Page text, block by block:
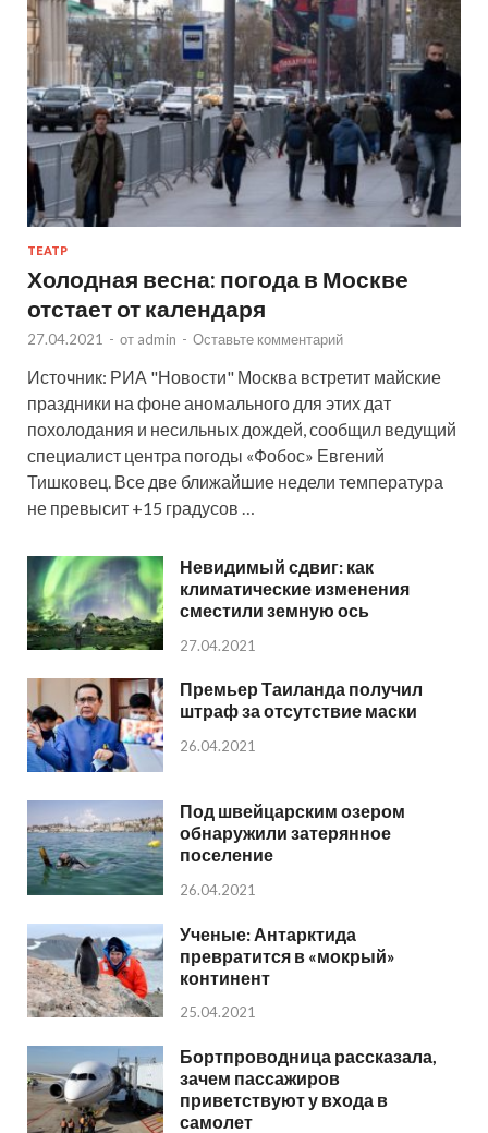
ТЕАТР
Холодная весна: погода в Москве
отстает от календаря
27.04.2021 - от admin - Оставьте комментарий
Источник: РИА "Новости" Москва встретит майские
праздники на фоне аномального для этих дат
похолодания и несильных дождей, сообщил ведущий
специалист центра погоды «Фобос» Евгений
Тишковец. Все две ближайшие недели температура
не превысит +15 градусов …
Невидимый сдвиг: как
климатические изменения
сместили земную ось
27.04.2021
Премьер Таиланда получил
штраф за отсутствие маски
26.04.2021
Под швейцарским озером
обнаружили затерянное
поселение
26.04.2021
Ученые: Антарктида
превратится в «мокрый»
континент
25.04.2021
Бортпроводница рассказала,
зачем пассажиров
приветствуют у входа в
самолет